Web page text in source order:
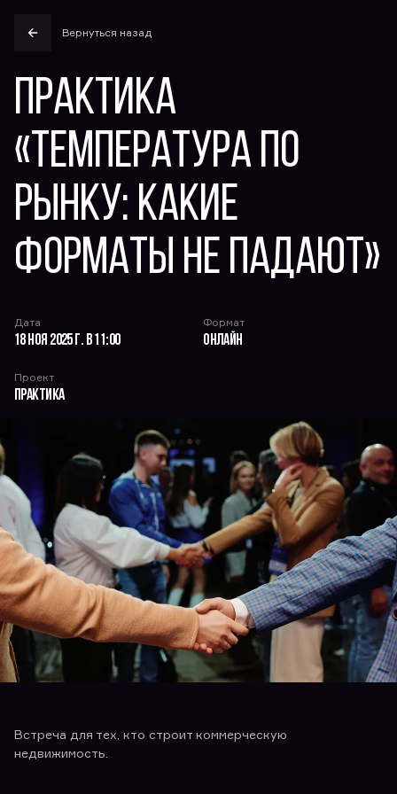
Вернуться назад
Практика
«Температура по
рынку: какие
форматы не падают»
Дата
18 ноя 2025 г. в 11:00
Формат
Онлайн
Проект
Практика
Встреча для тех, кто строит коммерческую
недвижимость.